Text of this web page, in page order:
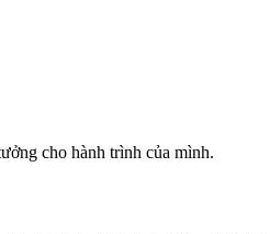
cho hành trình của mình.